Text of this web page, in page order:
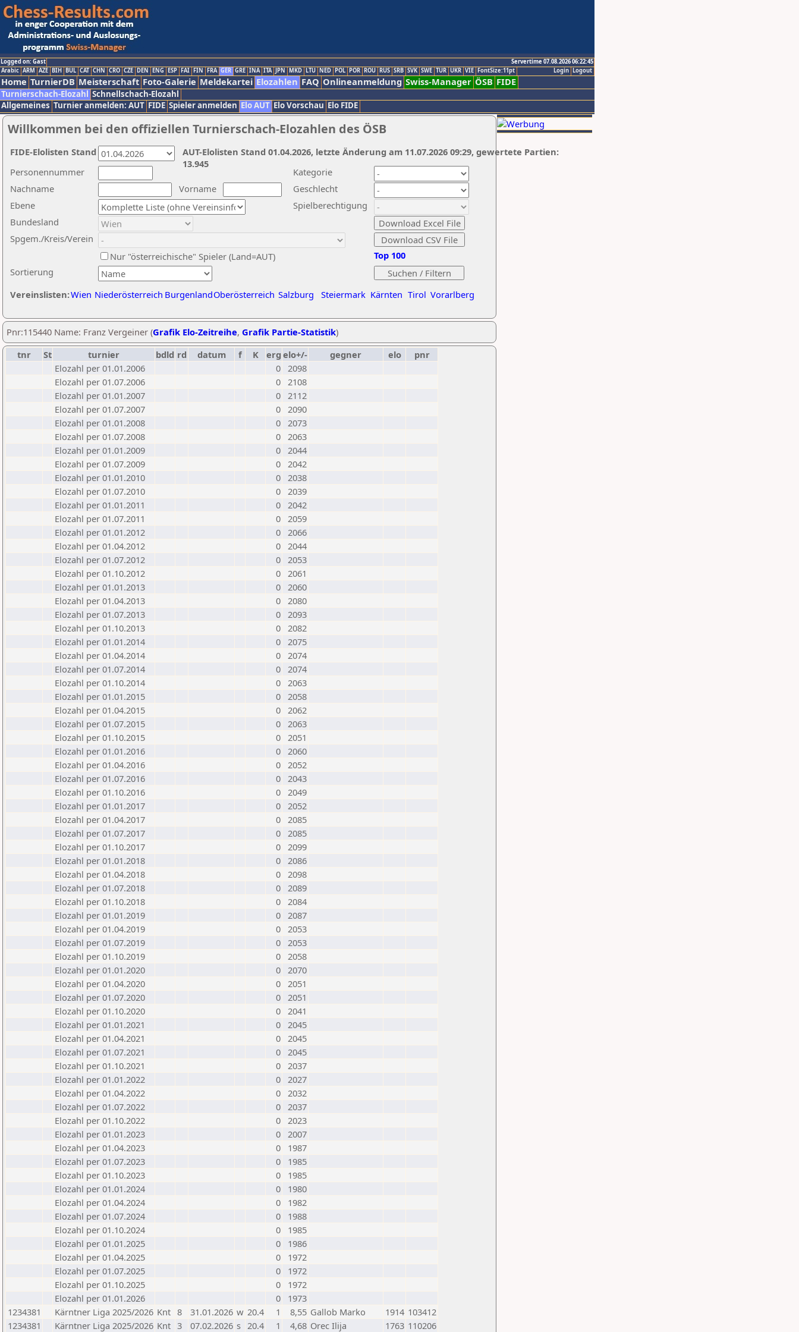
Logged on: Gast
Servertime 07.08.2026 06:22:45
Logout
Login
Arabic ARM AZE BIH BUL CAT CHN CRO CZE DEN ENG ESP FAI FIN FRA GER GRE INA ITA JPN MKD LTU NED POL POR ROU RUS SRB SVK SWE TUR UKR VIE FontSize:11pt
Home TurnierDB Meisterschaft Foto-Galerie Meldekartei Elozahlen FAQ Onlineanmeldung Swiss-Manager ÖSB FIDE
Turnierschach-Elozahl Schnellschach-Elozahl
Allgemeines Turnier anmelden: AUT FIDE Spieler anmelden Elo AUT Elo Vorschau Elo FIDE
Willkommen bei den offiziellen Turnierschach-Elozahlen des ÖSB
Nachname
Vorname
Ebene
Kategorie
Sortierung
Personennummer
Bundesland
Spgem./Kreis/Verein
Geschlecht
Nur "österreichische" Spieler (Land=AUT)
Spielberechtigung
Vereinslisten:Wien Niederösterreich BurgenlandOberösterreich Salzburg Steiermark Kärnten Tirol Vorarlberg
Top 100
AUT-Elolisten Stand 01.04.2026, letzte Änderung am 11.07.2026 09:29, gewertete Partien:
13.945
FIDE-Elolisten Stand
Pnr:115440 Name: Franz Vergeiner (Grafik Elo-Zeitreihe, Grafik Partie-Statistik)
tnr
St turnier bdld rd datum f K erg elo+/- gegner elo
pnr
Elozahl per 01.01.2006
0 2098
Elozahl per 01.07.2006
0 2108
Elozahl per 01.01.2007
0 2112
Elozahl per 01.07.2007
0 2090
Elozahl per 01.01.2008
0 2073
Elozahl per 01.07.2008
0 2063
Elozahl per 01.01.2009
0 2044
Elozahl per 01.07.2009
0 2042
Elozahl per 01.01.2010
0 2038
Elozahl per 01.07.2010
0 2039
Elozahl per 01.01.2011
0 2042
Elozahl per 01.07.2011
0 2059
Elozahl per 01.01.2012
0 2066
Elozahl per 01.04.2012
0 2044
Elozahl per 01.07.2012
0 2053
Elozahl per 01.10.2012
0 2061
Elozahl per 01.01.2013
0 2060
Elozahl per 01.04.2013
0 2080
Elozahl per 01.07.2013
0 2093
Elozahl per 01.10.2013
0 2082
Elozahl per 01.01.2014
0 2075
Elozahl per 01.04.2014
0 2074
Elozahl per 01.07.2014
0 2074
Elozahl per 01.10.2014
0 2063
Elozahl per 01.01.2015
0 2058
Elozahl per 01.04.2015
0 2062
Elozahl per 01.07.2015
0 2063
Elozahl per 01.10.2015
0 2051
Elozahl per 01.01.2016
0 2060
Elozahl per 01.04.2016
0 2052
Elozahl per 01.07.2016
0 2043
Elozahl per 01.10.2016
0 2049
Elozahl per 01.01.2017
0 2052
Elozahl per 01.04.2017
0 2085
Elozahl per 01.07.2017
0 2085
Elozahl per 01.10.2017
0 2099
Elozahl per 01.01.2018
0 2086
Elozahl per 01.04.2018
0 2098
Elozahl per 01.07.2018
0 2089
Elozahl per 01.10.2018
0 2084
Elozahl per 01.01.2019
0 2087
Elozahl per 01.04.2019
0 2053
Elozahl per 01.07.2019
0 2053
Elozahl per 01.10.2019
0 2058
Elozahl per 01.01.2020
0 2070
Elozahl per 01.04.2020
0 2051
Elozahl per 01.07.2020
0 2051
Elozahl per 01.10.2020
0 2041
Elozahl per 01.01.2021
0 2045
Elozahl per 01.04.2021
0 2045
Elozahl per 01.07.2021
0 2045
Elozahl per 01.10.2021
0 2037
Elozahl per 01.01.2022
0 2027
Elozahl per 01.04.2022
0 2032
Elozahl per 01.07.2022
0 2037
Elozahl per 01.10.2022
0 2023
Elozahl per 01.01.2023
0 2007
Elozahl per 01.04.2023
0
1987
Elozahl per 01.07.2023
0
1985
Elozahl per 01.10.2023
0
1985
Elozahl per 01.01.2024
0
1980
Elozahl per 01.04.2024
0
1982
Elozahl per 01.07.2024
0
1988
Elozahl per 01.10.2024
0
1985
Elozahl per 01.01.2025
0
1986
Elozahl per 01.04.2025
0
1972
Elozahl per 01.07.2025
0
1972
Elozahl per 01.10.2025
0
1972
Elozahl per 01.01.2026
0
1973
1234381
Kärntner Liga 2025/2026 Knt 8 31.01.2026 w 20.4 1 8,55 Gallob Marko 1914 103412
1234381
Kärntner Liga 2025/2026 Knt 3 07.02.2026 s 20.4 1 4,68 Orec Ilija 1763 110206